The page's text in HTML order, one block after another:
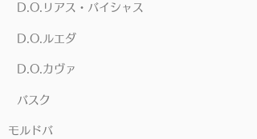
D.O.リアス・バイシャス
D.O.ルエダ
D.O.カヴァ
バスク
モルドバ